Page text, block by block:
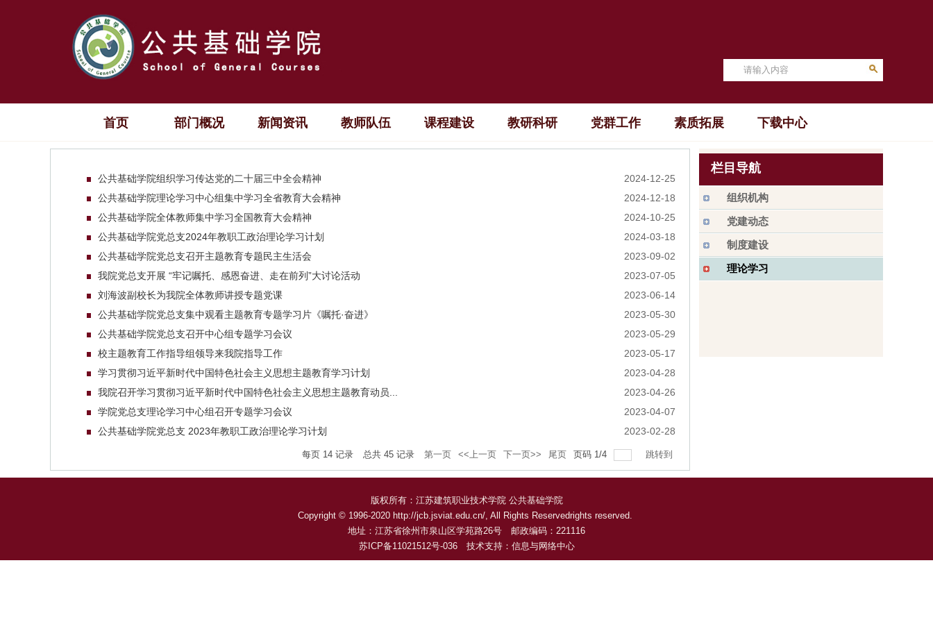
首页 部门概况 新闻资讯 教师队伍 课程建设 教研科研 党群工作 素质拓展 下载中心
公共基础学院组织学习传达党的二十届三中全会精神
2024-12-25
公共基础学院理论学习中心组集中学习全省教育大会精神
2024-12-18
公共基础学院全体教师集中学习全国教育大会精神
2024-10-25
公共基础学院党总支2024年教职工政治理论学习计划
2024-03-18
公共基础学院党总支召开主题教育专题民主生活会
2023-09-02
我院党总支开展 “牢记嘱托、感恩奋进、走在前列”大讨论活动
2023-07-05
刘海波副校长为我院全体教师讲授专题党课
2023-06-14
公共基础学院党总支集中观看主题教育专题学习片《嘱托·奋进》
2023-05-30
公共基础学院党总支召开中心组专题学习会议
2023-05-29
校主题教育工作指导组领导来我院指导工作
2023-05-17
学习贯彻习近平新时代中国特色社会主义思想主题教育学习计划
2023-04-28
我院召开学习贯彻习近平新时代中国特色社会主义思想主题教育动员...
2023-04-26
学院党总支理论学习中心组召开专题学习会议
2023-04-07
公共基础学院党总支 2023年教职工政治理论学习计划
2023-02-28
每页 14 记录 总共 45 记录 第一页 <<上一页 下一页>> 尾页 页码 1/4 跳转到
栏目导航
组织机构
党建动态
制度建设
理论学习
版权所有：江苏建筑职业技术学院 公共基础学院
Copyright © 1996-2020 http://jcb.jsviat.edu.cn/, All Rights Reservedrights reserved.
地址：江苏省徐州市泉山区学苑路26号 邮政编码：221116
苏ICP备11021512号-036 技术支持：信息与网络中心